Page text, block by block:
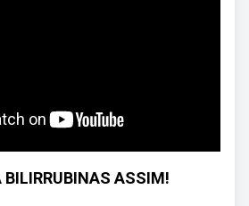
BILIRRUBINAS ASSIM!